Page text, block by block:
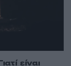
είναι